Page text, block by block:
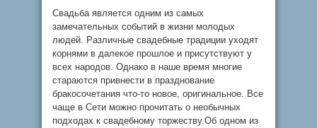
Свадьба является одним из самых
замечательных событий в жизни молодых
людей. Различные свадебные традиции уходят
корнями в далекое прошлое и присутствуют у
всех народов. Однако в наше время многие
стараются привнести в празднование
бракосочетания что-то новое, оригинальное. Все
чаще в Сети можно прочитать о необычных
подходах к свадебному торжеству.Об одном из